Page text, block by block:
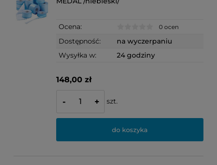
Ocena: 0 ocen
Dostępność:
na wyczerpaniu
Wysyłka w:
24 godziny
148,00 zł
- + szt.
do koszyka